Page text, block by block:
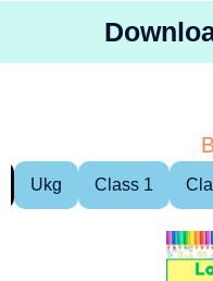
Ukg Class 1